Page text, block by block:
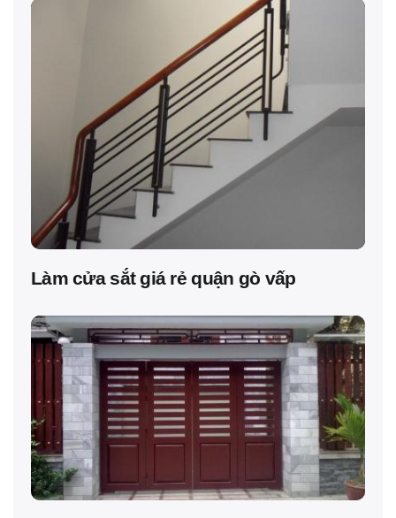
Làm cửa sắt giá rẻ quận gò vấp